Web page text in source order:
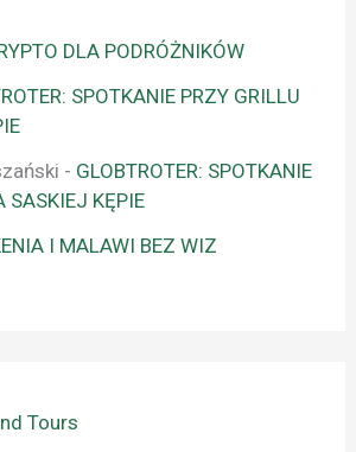
DLA PODRÓŻNIKÓW
SPOTKANIE PRZY GRILLU
- GLOBTROTER: SPOTKANIE
SASKIEJ KĘPIE
I MALAWI BEZ WIZ
Tours